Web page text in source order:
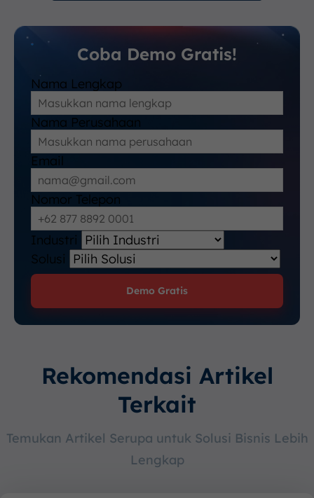
Coba Demo Gratis!
Nama Lengkap
Nama Perusahaan
Email
Nomor Telepon
Industri
Solusi
Demo Gratis
Rekomendasi Artikel
Terkait
Temukan Artikel Serupa untuk Solusi Bisnis Lebih
Lengkap